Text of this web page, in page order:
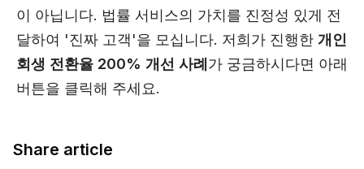
이 아닙니다. 법률 서비스의 가치를 진정성 있게 전
달하여 '진짜 고객'을 모십니다. 저희가 진행한 개인
회생 전환율 200% 개선 사례 가 궁금하시다면 아래
버튼을 클릭해 주세요.
Share article